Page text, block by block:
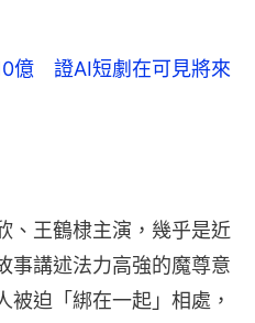
億 證AI短劇在可見將來
、王鶴棣主演，幾乎是近
事講述法力高強的魔尊意
被迫「綁在一起」相處，